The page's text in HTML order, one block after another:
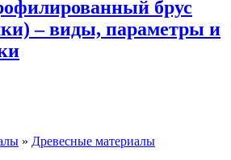
брус
– виды, параметры и
» Древесные материалы